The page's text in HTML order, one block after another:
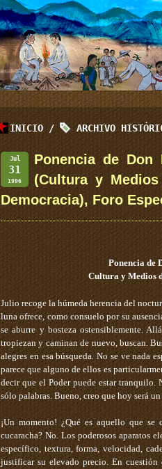
INICIO / ARCHIVO
Jul
31
1996
Ponencia de
(Cultura y
Democracia), Foro
Ponencia de
Cultura y Medios
Julio recoge la húmeda herencia del
luna ofrece, como consuelo por su
se aburre y bosteza ostensiblemente.
tropiezan y caminan de nuevo, buscan.
alegres en esa búsqueda. No se ve nada
parece que alguno de ellos es
decir que el Poder puede estar tranquilo.
sólo palabras. Bueno, creo que hoy será
¡Un momento! ¿Qué es aquello que
cucaracha? No. Los poderosos aparatos
específico, textura, forma, velocidad,
justificar su elevado precio. En cuestión